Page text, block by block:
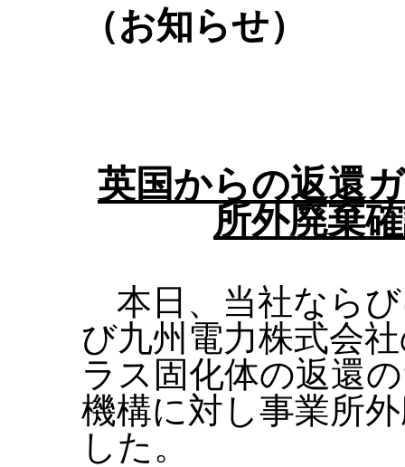
（お知らせ）
英国からの返還
所外廃棄
本日、当社なら
び九州電力株式会
ラス固化体の返還
機構に対し事業所
した。